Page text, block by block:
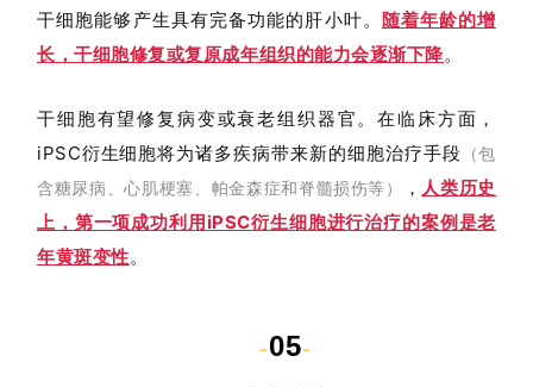
干细胞能够产生具有完备功能的肝小叶。 随着年龄的增
长，干细胞修复或复原成年组织的能力会逐渐下降。
干细胞有望修复病变或衰老组织器官 。在临床方面，
iPSC衍生细胞将为诸多疾病带来新的细胞治疗手段 （包
含糖尿病、心肌梗塞、帕金森症和脊髓损伤等）
， 人类历史
上，第一项成功利用iPSC衍生细胞进行治疗的案例是老
年黄斑变性。
-05-